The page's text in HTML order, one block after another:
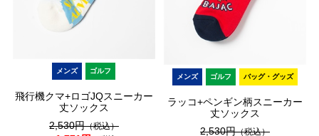
メンズ ゴルフ
飛行機クマ+ロゴJQスニーカー
丈ソックス
2,530円（税込）
メンズ ゴルフ バッグ・グッズ
ラッコ+ペンギン柄スニーカー
丈ソックス
2,530円（税込）